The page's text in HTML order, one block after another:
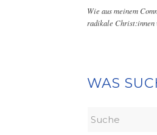
Wie aus meinem
radikale Christ:innen
WAS